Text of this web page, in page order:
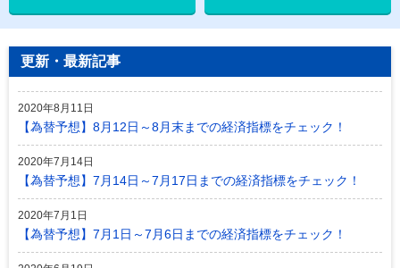
更新・最新記事
2020年8月11日
【為替予想】8月12日～8月末までの経済指標をチェック！
2020年7月14日
【為替予想】7月14日～7月17日までの経済指標をチェック！
2020年7月1日
【為替予想】7月1日～7月6日までの経済指標をチェック！